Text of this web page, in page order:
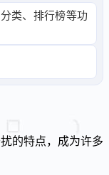
类、排行榜等功
的特点，成为许多